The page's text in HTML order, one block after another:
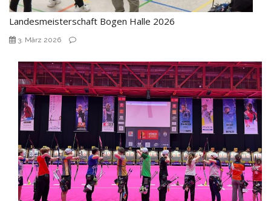
Landesmeisterschaft Bogen Halle 2026
3. März 2026